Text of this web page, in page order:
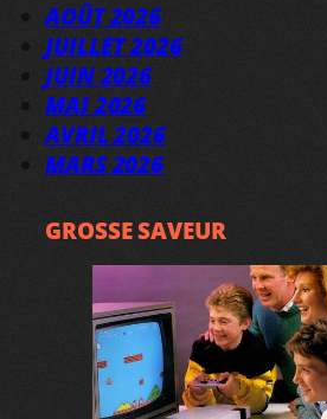
AOÛT 2026
JUILLET 2026
JUIN 2026
MAI 2026
AVRIL 2026
MARS 2026
GROSSE SAVEUR